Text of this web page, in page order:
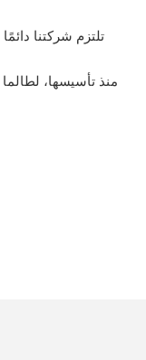
تلتزم شركتنا
منذ تأسيسها،